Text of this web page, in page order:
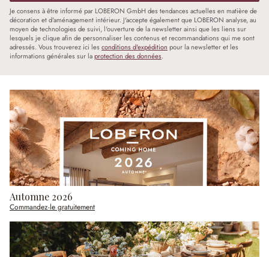
Je consens à être informé par LOBERON GmbH des tendances actuelles en matière de
décoration et d'aménagement intérieur. J'accepte également que LOBERON analyse, au
moyen de technologies de suivi, l'ouverture de la newsletter ainsi que les liens sur
lesquels je clique afin de personnaliser les contenus et recommandations qui me sont
adressés. Vous trouverez ici les conditions d'expédition pour la newsletter et les
informations générales sur laprotection des données.
Automne 2026
Commandez-le gratuitement